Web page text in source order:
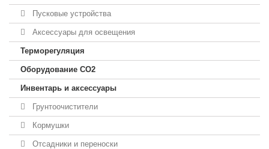
Пусковые устройства
Аксессуары для освещения
Терморегуляция
Оборудование CO2
Инвентарь и аксессуары
Грунтоочистители
Кормушки
Отсадники и переноски